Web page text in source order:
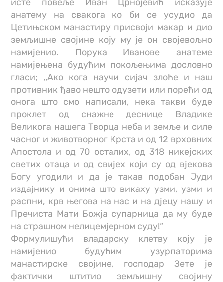
исте повеље Иван Црнојевић исказује
анатему на свакога ко би се усудио да
Цетињском манастиру присвоји макар и дио
земљишне својине коју му је он својевољно
намијенио. Порука Иванове анатеме
намијењена будућим покољењима дословно
гласи; ,,Ако кога научи сијач злоће и наш
противник ђаво нешто одузети или порећи од
онога што смо написали, нека такви буде
проклет од снажне деснице Владике
Великога нашега Творца неба и земље и силе
часног и животворног Крста и од 12 врховних
Апостола и од 70 осталих, од 318 никејских
светих отаца и од свијех који су од вјекова
Богу угодили и да је такав подобан Јуди
издајнику и онима што викаху узми, узми и
распни, крв његова на нас и на дјецу нашу и
Пречиста Мати Божја супарница да му буде
на страшном нелицемјерном суду!“
Формулишући владарску клетву коју је
намијенио будућим узурпаторима
манастирске својине, господар Зете је
фактички штитио земљишну својину